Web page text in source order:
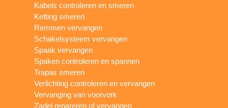
Kabels controleren en smeren
Ketting smeren
Remmen vervangen
Schakelsysteem vervangen
Spaak vervangen
Spaken controleren en spannen
Trapas smeren
Verlichting controleren en vervangen
Vervanging van voorvork
Zadel repareren of vervangen